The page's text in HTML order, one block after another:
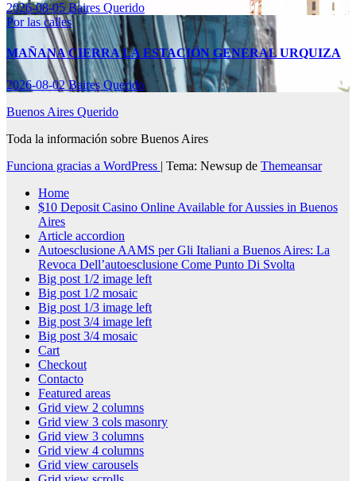
2026-08-05Baires Querido
Por las calles
MAÑANA CIERRA LA ESTACIÓN GENERAL URQUIZA
2026-08-02Baires Querido
Buenos Aires Querido
Toda la información sobre Buenos Aires
Funciona gracias a WordPress | Tema: Newsup de Themeansar
Home
$10 Deposit Casino Online Available for Aussies in Buenos
Aires
Article accordion
Autoesclusione AAMS per Gli Italiani a Buenos Aires: La
Revoca Dell’autoesclusione Come Punto Di Svolta
Big post 1/2 image left
Big post 1/2 mosaic
Big post 1/3 image left
Big post 3/4 image left
Big post 3/4 mosaic
Cart
Checkout
Contacto
Featured areas
Grid view 2 columns
Grid view 3 cols masonry
Grid view 3 columns
Grid view 4 columns
Grid view carousels